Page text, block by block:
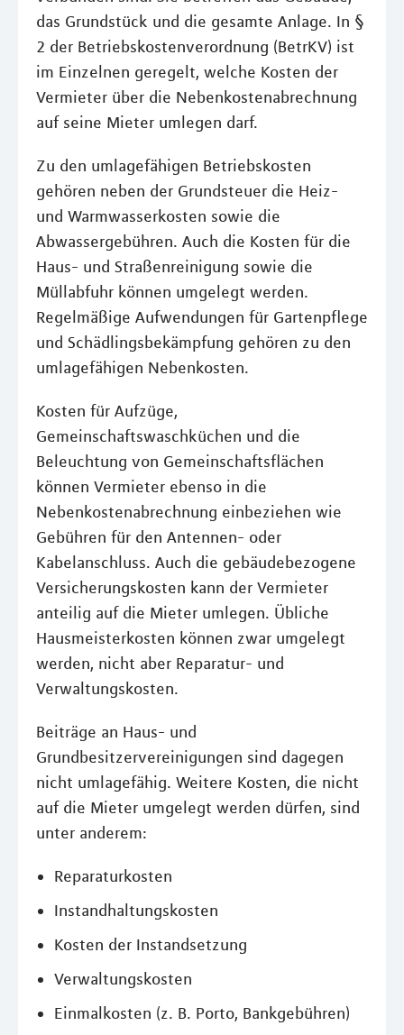
das Grundstück und die gesamte Anlage. In §
2 der Betriebskostenverordnung (BetrKV) ist
im Einzelnen geregelt, welche Kosten der
Vermieter über die Nebenkostenabrechnung
auf seine Mieter umlegen darf.
Zu den umlagefähigen Betriebskosten
gehören neben der Grundsteuer die Heiz-
und Warmwasserkosten sowie die
Abwassergebühren. Auch die Kosten für die
Haus- und Straßenreinigung sowie die
Müllabfuhr können umgelegt werden.
Regelmäßige Aufwendungen für Gartenpflege
und Schädlingsbekämpfung gehören zu den
umlagefähigen Nebenkosten.
Kosten für Aufzüge,
Gemeinschaftswaschküchen und die
Beleuchtung von Gemeinschaftsflächen
können Vermieter ebenso in die
Nebenkostenabrechnung einbeziehen wie
Gebühren für den Antennen- oder
Kabelanschluss. Auch die gebäudebezogene
Versicherungskosten kann der Vermieter
anteilig auf die Mieter umlegen. Übliche
Hausmeisterkosten können zwar umgelegt
werden, nicht aber Reparatur- und
Verwaltungskosten.
Beiträge an Haus- und
Grundbesitzervereinigungen sind dagegen
nicht umlagefähig. Weitere Kosten, die nicht
auf die Mieter umgelegt werden dürfen, sind
unter anderem:
Reparaturkosten
Instandhaltungskosten
Kosten der Instandsetzung
Verwaltungskosten
Einmalkosten (z. B. Porto, Bankgebühren)